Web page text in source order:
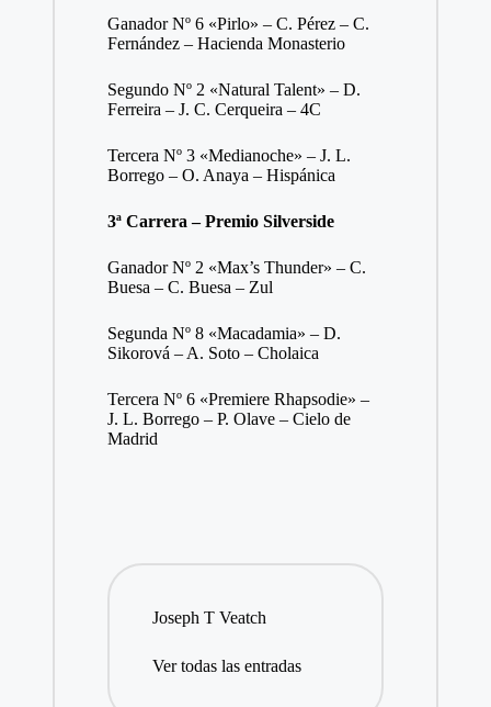
Ganador Nº 6 «Pirlo» – C. Pérez – C.
Fernández – Hacienda Monasterio
Segundo Nº 2 «Natural Talent» – D.
Ferreira – J. C. Cerqueira – 4C
Tercera Nº 3 «Medianoche» – J. L.
Borrego – O. Anaya – Hispánica
3ª Carrera – Premio Silverside
Ganador Nº 2 «Max’s Thunder» – C.
Buesa – C. Buesa – Zul
Segunda Nº 8 «Macadamia» – D.
Sikorová – A. Soto – Cholaica
Tercera Nº 6 «Premiere Rhapsodie» –
J. L. Borrego – P. Olave – Cielo de
Madrid
Joseph T Veatch
Ver todas las entradas